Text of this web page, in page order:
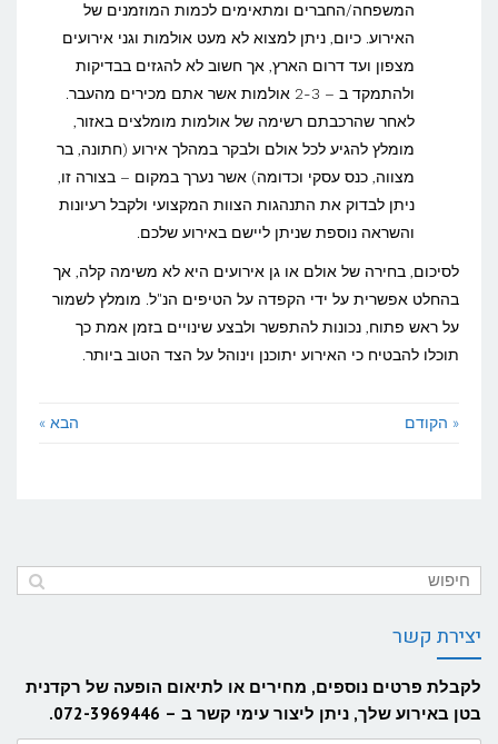
המשפחה/החברים ומתאימים לכמות המוזמנים של
האירוע. כיום, ניתן למצוא לא מעט אולמות וגני אירועים
מצפון ועד דרום הארץ, אך חשוב לא להגזים בבדיקות
ולהתמקד ב – 2-3 אולמות אשר אתם מכירים מהעבר.
לאחר שהרכבתם רשימה של אולמות מומלצים באזור,
מומלץ להגיע לכל אולם ולבקר במהלך אירוע (חתונה, בר
מצווה, כנס עסקי וכדומה) אשר נערך במקום – בצורה זו,
ניתן לבדוק את התנהגות הצוות המקצועי ולקבל רעיונות
והשראה נוספת שניתן ליישם באירוע שלכם.
לסיכום, בחירה של אולם או גן אירועים היא לא משימה קלה, אך
בהחלט אפשרית על ידי הקפדה על הטיפים הנ"ל. מומלץ לשמור
על ראש פתוח, נכונות להתפשר ולבצע שינויים בזמן אמת כך
תוכלו להבטיח כי האירוע יתוכנן וינוהל על הצד הטוב ביותר.
« הקודם הבא »
יצירת קשר
לקבלת פרטים נוספים, מחירים או לתיאום הופעה של רקדנית
בטן באירוע שלך, ניתן ליצור עימי קשר ב – 072-3969446.